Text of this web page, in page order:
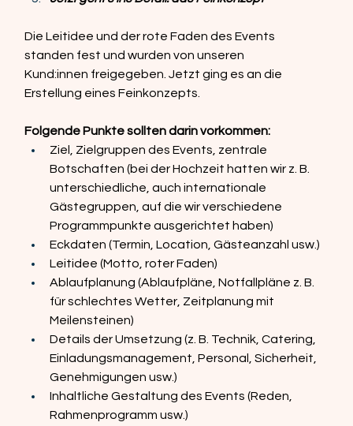
Die Leitidee und der rote Faden des Events
standen fest und wurden von unseren
Kund:innen freigegeben. Jetzt ging es an die
Erstellung eines Feinkonzepts.
Folgende Punkte sollten darin vorkommen:
Ziel, Zielgruppen des Events, zentrale
Botschaften (bei der Hochzeit hatten wir z. B.
unterschiedliche, auch internationale
Gästegruppen, auf die wir verschiedene
Programmpunkte ausgerichtet haben)
Eckdaten (Termin, Location, Gästeanzahl usw.)
Leitidee (Motto, roter Faden)
Ablaufplanung (Ablaufpläne, Notfallpläne z. B.
für schlechtes Wetter, Zeitplanung mit
Meilensteinen)
Details der Umsetzung (z. B. Technik, Catering,
Einladungsmanagement, Personal, Sicherheit,
Genehmigungen usw.)
Inhaltliche Gestaltung des Events (Reden,
Rahmenprogramm usw.)